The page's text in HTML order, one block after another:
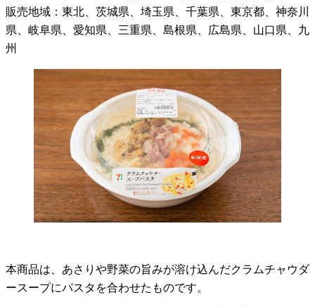
販売地域：東北、茨城県、埼玉県、千葉県、東京都、神奈川
県、岐阜県、愛知県、三重県、島根県、広島県、山口県、九
州
本商品は、あさりや野菜の旨みが溶け込んだクラムチャウダ
ースープにパスタを合わせたものです。